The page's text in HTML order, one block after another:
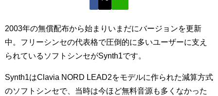
2003年の無償配布から始まりいまだにバージョンを更新
中。フリーシンセの代表格で圧倒的に多いユーザーに支え
られているソフトシンセがSynth1です。
Synth1はClavia NORD LEAD2をモデルに作られた減算方式
のソフトシンセで、当時は今ほど無料音源も多くなかった